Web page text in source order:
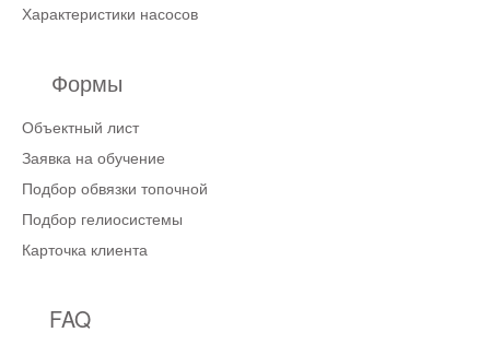
Характеристики насосов
Формы
Объектный лист
Заявка на обучение
Подбор обвязки топочной
Подбор гелиосистемы
Карточка клиента
FAQ